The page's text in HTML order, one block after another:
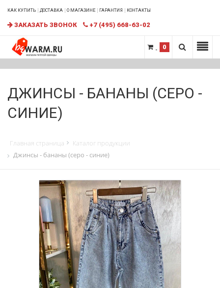
КАК КУПИТЬ ДОСТАВКА О МАГАЗИНЕ ГАРАНТИЯ КОНТАКТЫ
ЗАКАЗАТЬ ЗВОНОК +7 (495) 668-63-02
0
ДЖИНСЫ - БАНАНЫ (СЕРО -
СИНИЕ)
Главная страница
Каталог продукции
Джинсы - бананы (серо - синие)
НОВИНКА